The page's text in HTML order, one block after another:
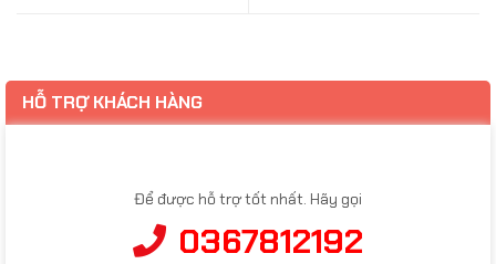
HỖ TRỢ KHÁCH HÀNG
Để được hỗ trợ tốt nhất. Hãy gọi
0367812192